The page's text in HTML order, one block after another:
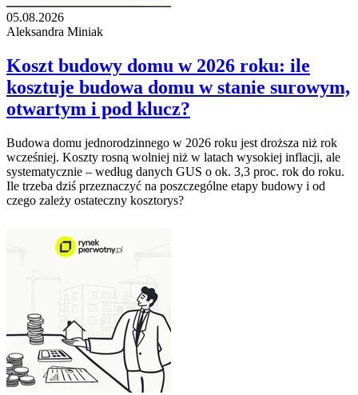
05.08.2026
Aleksandra Miniak
Koszt budowy domu w 2026 roku: ile
kosztuje budowa domu w stanie surowym,
otwartym i pod klucz?
Budowa domu jednorodzinnego w 2026 roku jest droższa niż rok
wcześniej. Koszty rosną wolniej niż w latach wysokiej inflacji, ale
systematycznie – według danych GUS o ok. 3,3 proc. rok do roku.
Ile trzeba dziś przeznaczyć na poszczególne etapy budowy i od
czego zależy ostateczny kosztorys?